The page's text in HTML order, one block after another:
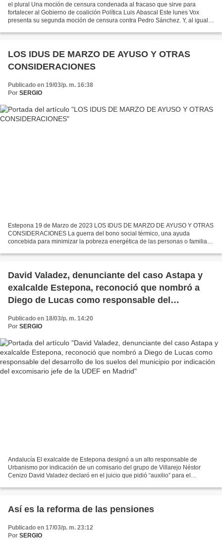
el plural Una moción de censura condenada al fracaso que sirve para
fortalecer al Gobierno de coalición Política Luis Abascal Este lunes Vox
presenta su segunda moción de censura contra Pedro Sánchez. Y, al igual
LOS IDUS DE MARZO DE AYUSO Y OTRAS
CONSIDERACIONES
Publicado en 19/03/p. m. 16:38
Por SERGIO
Estepona 19 de Marzo de 2023 LOS IDUS DE MARZO DE AYUSO Y OTRAS
CONSIDERACIONES La guerra del bono social térmico, una ayuda
concebida para minimizar la pobreza energética de las personas o familias
David Valadez, denunciante del caso Astapa y
exalcalde Estepona, reconoció que nombró a
Diego de Lucas como responsable del
indicación del excomisario jefe de la UDEF en
Publicado en 18/03/p. m. 14:20
Por SERGIO
Andalucía El exalcalde de Estepona designó a un alto responsable de
Urbanismo por indicación de un comisario del grupo de Villarejo Néstor
Cenizo David Valadez declaró en el juicio que pidió “auxilio” para el
Así es la reforma de las pensiones
Publicado en 17/03/p. m. 23:12
Por SERGIO